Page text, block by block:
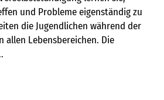
und Probleme eigenständig zu
die Jugendlichen während der
allen Lebensbereichen. Die